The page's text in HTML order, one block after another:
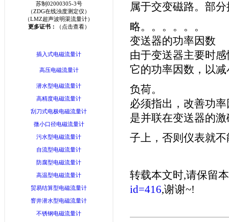
苏制02000305-3号
（ZDG在线浊度测定仪）
（LMZ超声波明渠流量计）
更多证书：
（点击查看）
插入式电磁流量计
高压电磁流量计
潜水型电磁流量计
高精度电磁流量计
刮刀式电极电磁流量计
微小口径电磁流量计
污水型电磁流量计
自流型电磁流量计
防腐型电磁流量计
高温型电磁流量计
贸易结算型电磁流量计
窨井潜水型电磁流量计
不锈钢电磁流量计
属于交变磁路。部
略。。。。。。
变送器的功率因数
由于变送器主要时
它的功率因数，以
负荷。
必须指出，改善功
是并联在变送器的
子上，否则仪表就
转载本文时,请保留
id=416,谢谢~!